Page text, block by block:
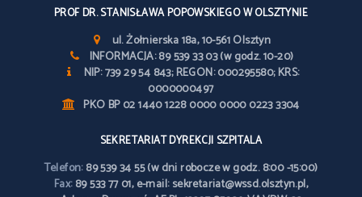
PROF DR. STANISŁAWA POPOWSKIEGO W OLSZTYNIE
ul. Żołnierska 18a, 10-561 Olsztyn
INFORMACJA: 89 539 33 03 (w godz. 10-20)
NIP: 739 29 54 843; REGON: 000295580; KRS:
0000000497
PKO BP 02 1440 1228 0000 0000 0223 3304
SEKRETARIAT DYREKCJI SZPITALA
Telefon:89 539 34 55 (w dni robocze w godz. 8:00 -15:00)
Fax:89 533 77 01, e-mail: sekretariat@wssd.olsztyn.pl,